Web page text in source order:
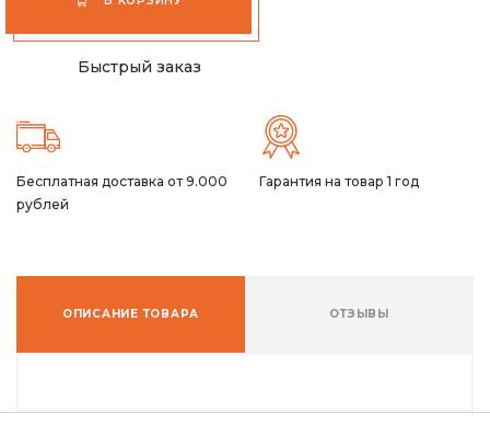
Быстрый заказ
Бесплатная доставка от 9.000
рублей
Гарантия на товар 1 год
ОПИСАНИЕ ТОВАРА ОТЗЫВЫ